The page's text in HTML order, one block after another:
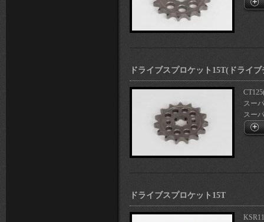
ドライブスプロケット15T(ドライ
スー
スー
ドライブスプロケット15T